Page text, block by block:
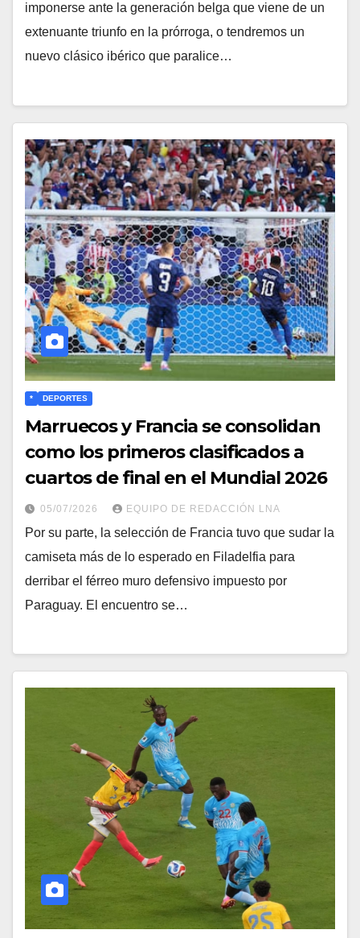
imponerse ante la generación belga que viene de un
extenuante triunfo en la prórroga, o tendremos un
nuevo clásico ibérico que paralice…
* DEPORTES
​Marruecos y Francia se consolidan
como los primeros clasificados a
cuartos de final en el Mundial 2026
05/07/2026 EQUIPO DE REDACCIÓN LNA
​Por su parte, la selección de Francia tuvo que sudar la
camiseta más de lo esperado en Filadelfia para
derribar el férreo muro defensivo impuesto por
Paraguay. El encuentro se…